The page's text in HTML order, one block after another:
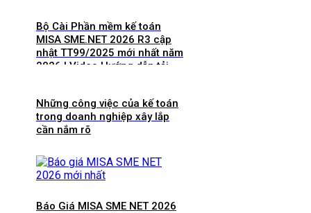
Bộ Cài Phần mềm kế toán
MISA SME.NET 2026 R3 cập
nhật TT99/2025 mới nhất năm
2026 | Video Hướng dẫn tải
Những công việc của kế toán
trong doanh nghiệp xây lắp
cần nắm rõ
Báo Giá MISA SME NET 2026